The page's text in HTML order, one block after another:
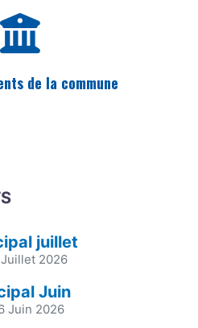
de la commune
juillet
Juillet 2026
Juin
Juin 2026